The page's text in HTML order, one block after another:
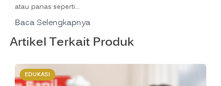
atau panas seperti…
Baca Selengkapnya
Artikel Terkait Produk
EDUKASI